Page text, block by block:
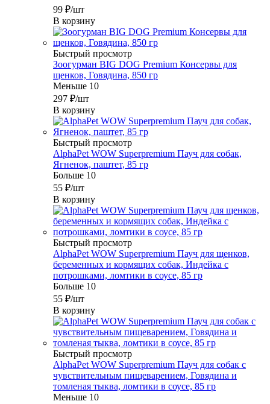
99 ₽/шт
В корзину
Быстрый просмотр
Зоогурман BIG DOG Premium Консервы для
щенков, Говядина, 850 гр
Меньше 10
297 ₽/шт
В корзину
Быстрый просмотр
AlphaPet WOW Superpremium Пауч для собак,
Ягненок, паштет, 85 гр
Больше 10
55 ₽/шт
В корзину
Быстрый просмотр
AlphaPet WOW Superpremium Пауч для щенков,
беременных и кормящих собак, Индейка с
потрошками, ломтики в соусе, 85 гр
Больше 10
55 ₽/шт
В корзину
Быстрый просмотр
AlphaPet WOW Superpremium Пауч для собак с
чувствительным пищеварением, Говядина и
томленая тыква, ломтики в соусе, 85 гр
Меньше 10